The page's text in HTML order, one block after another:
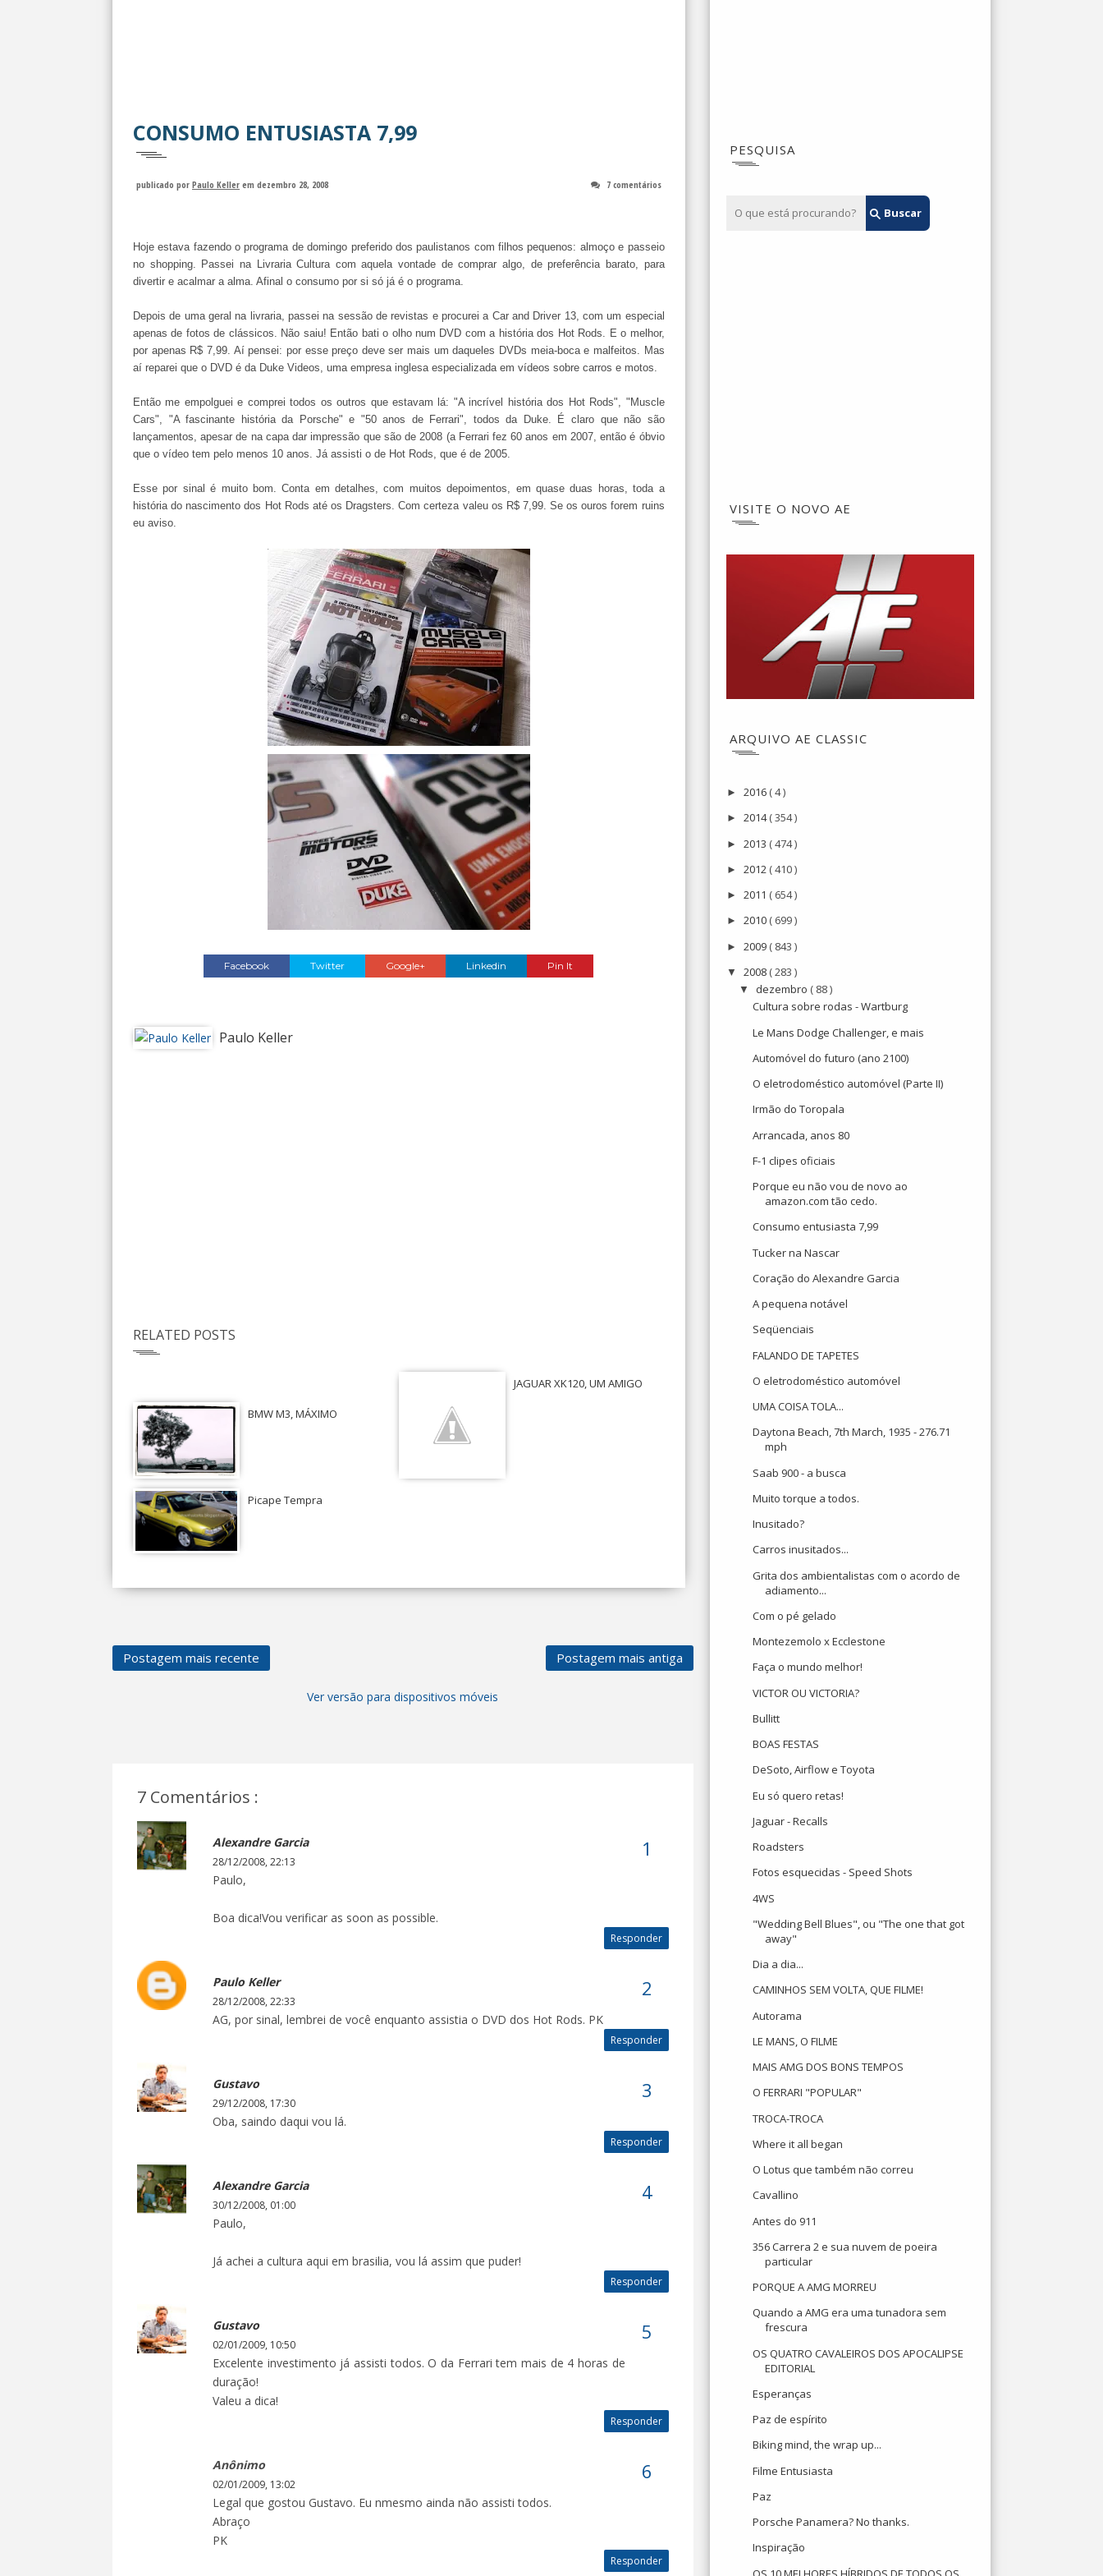
CONSUMO ENTUSIASTA 7,99
publicado por Paulo Keller em dezembro 28, 2008 7 comentários
Hoje estava fazendo o programa de domingo preferido dos paulistanos com filhos pequenos: almoço e passeio
no shopping. Passei na Livraria Cultura com aquela vontade de comprar algo, de preferência barato, para
divertir e acalmar a alma. Afinal o consumo por si só já é o programa.
Depois de uma geral na livraria, passei na sessão de revistas e procurei a Car and Driver 13, com um especial
apenas de fotos de clássicos. Não saiu! Então bati o olho num DVD com a história dos Hot Rods. E o melhor,
por apenas R$ 7,99. Aí pensei: por esse preço deve ser mais um daqueles DVDs meia-boca e malfeitos. Mas
aí reparei que o DVD é da Duke Videos, uma empresa inglesa especializada em vídeos sobre carros e motos.
Então me empolguei e comprei todos os outros que estavam lá: "A incrível história dos Hot Rods", "Muscle
Cars", "A fascinante história da Porsche" e "50 anos de Ferrari", todos da Duke. É claro que não são
lançamentos, apesar de na capa dar impressão que são de 2008 (a Ferrari fez 60 anos em 2007, então é óbvio
que o vídeo tem pelo menos 10 anos. Já assisti o de Hot Rods, que é de 2005.
Esse por sinal é muito bom. Conta em detalhes, com muitos depoimentos, em quase duas horas, toda a
história do nascimento dos Hot Rods até os Dragsters. Com certeza valeu os R$ 7,99. Se os ouros forem ruins
eu aviso.
Facebook Twitter Google+ Linkedin Pin It
Paulo Keller
RELATED POSTS
BMW M3, MÁXIMO
JAGUAR XK120, UM AMIGO
Picape Tempra
Postagem mais recente Postagem mais antiga
Ver versão para dispositivos móveis
7 Comentários :
Alexandre Garcia
28/12/2008, 22:13
Paulo,
Boa dica!Vou verificar as soon as possible.
Responder
Paulo Keller
28/12/2008, 22:33
AG, por sinal, lembrei de você enquanto assistia o DVD dos Hot Rods. PK
Responder
Gustavo
29/12/2008, 17:30
Oba, saindo daqui vou lá.
Responder
Alexandre Garcia
30/12/2008, 01:00
Paulo,
Já achei a cultura aqui em brasilia, vou lá assim que puder!
Responder
Gustavo
02/01/2009, 10:50
Excelente investimento já assisti todos. O da Ferrari tem mais de 4 horas de
duração!
Valeu a dica!
Responder
Anônimo
02/01/2009, 13:02
Legal que gostou Gustavo. Eu nmesmo ainda não assisti todos.
Abraço
PK
Responder
PESQUISA
VISITE O NOVO AE
ARQUIVO AE CLASSIC
► 2016 ( 4 )
► 2014( 354 )
► 2013 ( 474 )
► 2012 ( 410 )
► 2011 ( 654 )
► 2010 ( 699 )
► 2009 ( 843 )
▼ 2008 ( 283 )
▼ dezembro ( 88 )
Cultura sobre rodas - Wartburg
Le Mans Dodge Challenger, e mais
Automóvel do futuro (ano 2100)
O eletrodoméstico automóvel (Parte II)
Irmão do Toropala
Arrancada, anos 80
F-1 clipes oficiais
Porque eu não vou de novo ao
amazon.com tão cedo.
Consumo entusiasta 7,99
Tucker na Nascar
Coração do Alexandre Garcia
A pequena notável
Seqüenciais
FALANDO DE TAPETES
O eletrodoméstico automóvel
UMA COISA TOLA...
Daytona Beach, 7th March, 1935 - 276.71
mph
Saab 900 - a busca
Muito torque a todos.
Inusitado?
Carros inusitados...
Grita dos ambientalistas com o acordo de
adiamento...
Com o pé gelado
Montezemolo x Ecclestone
Faça o mundo melhor!
VICTOR OU VICTORIA?
Bullitt
BOAS FESTAS
DeSoto, Airflow e Toyota
Eu só quero retas!
Jaguar - Recalls
Roadsters
Fotos esquecidas - Speed Shots
4WS
"Wedding Bell Blues", ou "The one that got
away"
Dia a dia...
CAMINHOS SEM VOLTA, QUE FILME!
Autorama
LE MANS, O FILME
MAIS AMG DOS BONS TEMPOS
O FERRARI "POPULAR"
TROCA-TROCA
Where it all began
O Lotus que também não correu
Cavallino
Antes do 911
356 Carrera 2 e sua nuvem de poeira
particular
PORQUE A AMG MORREU
Quando a AMG era uma tunadora sem
frescura
OS QUATRO CAVALEIROS DOS APOCALIPSE
EDITORIAL
Esperanças
Paz de espírito
Biking mind, the wrap up...
Filme Entusiasta
Paz
Porsche Panamera? No thanks.
Inspiração